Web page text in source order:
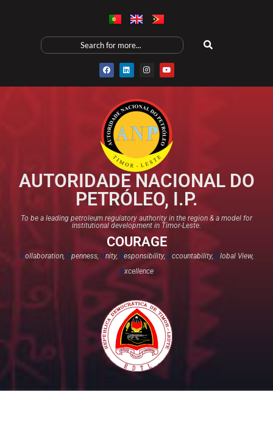
AUTORIDADE NACIONAL DO
PETRÓLEO, I.P.
To be a leading petroleum regulatory authority in the region & a model for
institutional development in Timor-Leste.
COURAGE
Collaboration, Openness, Unity, Responsibility,Accountability, Global View,
Excellence​